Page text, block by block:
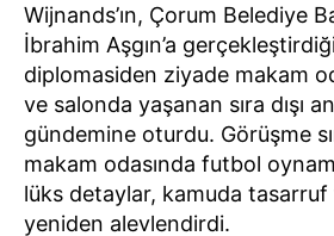
Wijnands’ın, Çorum Belediye
İbrahim Aşgın’a
diplomasiden ziyade makam
ve salonda yaşanan sıra dışı
gündemine oturdu. Görüşme
makam odasında futbol
lüks detaylar, kamuda tasarruf
yeniden alevlendirdi.